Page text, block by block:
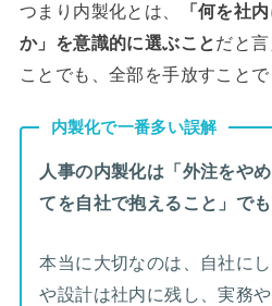
つまり内製化とは、
「何を社
か」を意識的に選ぶことだと
ことでも、全部を手放すことで
内製化で一番多い誤解
人事の内製化は「外注をや
てを自社で抱えること」でも
本当に大切なのは、自社に
や設計は社内に残し、実務